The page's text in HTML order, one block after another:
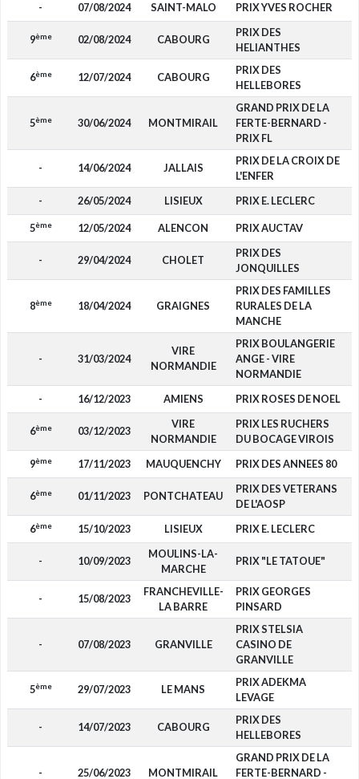
-
07/08/2024 SAINT-MALO PRIX YVES ROCHER
9ème 02/08/2024 CABOURG
PRIX DES
HELIANTHES
6ème 12/07/2024 CABOURG
PRIX DES
HELLEBORES
5ème 30/06/2024 MONTMIRAIL
GRAND PRIX DE LA
FERTE-BERNARD -
PRIX FL
- 14/06/2024 JALLAIS
PRIX DE LA CROIX DE
L'ENFER
-
26/05/2024 LISIEUX PRIX E. LECLERC
5ème 12/05/2024 ALENCON PRIX AUCTAV
- 29/04/2024 CHOLET
PRIX DES
JONQUILLES
8ème 18/04/2024 GRAIGNES
PRIX DES FAMILLES
RURALES DE LA
MANCHE
- 31/03/2024
VIRE
NORMANDIE
PRIX BOULANGERIE
ANGE - VIRE
NORMANDIE
-
16/12/2023 AMIENS PRIX ROSES DE NOEL
6ème 03/12/2023
VIRE
NORMANDIE
PRIX LES RUCHERS
DU BOCAGE VIROIS
9ème 17/11/2023 MAUQUENCHY PRIX DES ANNEES 80
6ème 01/11/2023 PONTCHATEAU
PRIX DES VETERANS
DE L'AOSP
6ème 15/10/2023 LISIEUX PRIX E. LECLERC
- 10/09/2023
MOULINS-LA-
MARCHE
PRIX "LE TATOUE"
- 15/08/2023
FRANCHEVILLE-
LA BARRE
PRIX GEORGES
PINSARD
- 07/08/2023 GRANVILLE
PRIX STELSIA
CASINO DE
GRANVILLE
5ème 29/07/2023 LE MANS
PRIX ADEKMA
LEVAGE
- 14/07/2023 CABOURG
PRIX DES
HELLEBORES
- 25/06/2023 MONTMIRAIL
GRAND PRIX DE LA
FERTE-BERNARD -